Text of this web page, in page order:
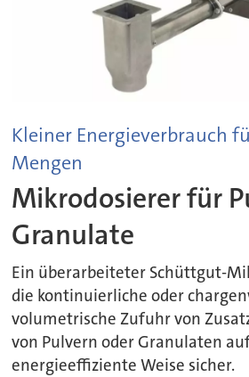
Kleiner Energieverbrauch
Mengen
Mikrodosierer für
Granulate
Ein überarbeiteter Schüttgut-
die kontinuierliche oder
volumetrische Zufuhr von
von Pulvern oder Granulaten
energieeffiziente Weise sicher.